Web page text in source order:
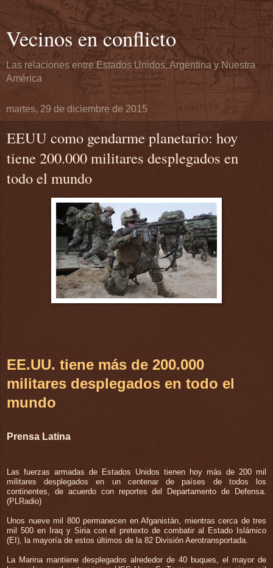
Vecinos en conflicto
Las relaciones entre Estados Unidos, Argentina y Nuestra
América
martes, 29 de diciembre de 2015
EEUU como gendarme planetario: hoy
tiene 200.000 militares desplegados en
todo el mundo
EE.UU. tiene más de 200.000
militares desplegados en todo el
mundo
Prensa Latina
Las fuerzas armadas de Estados Unidos tienen hoy más de 200 mil
militares desplegados en un centenar de países de todos los
continentes, de acuerdo con reportes del Departamento de Defensa.
(PLRadio)
Unos nueve mil 800 permanecen en Afganistán, mientras cerca de tres
mil 500 en Iraq y Siria con el pretexto de combatir al Estado Islámico
(EI), la mayoría de estos últimos de la 82 División Aerotransportada.
La Marina mantiene desplegados alrededor de 40 buques, el mayor de